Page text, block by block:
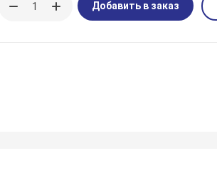
Добавить в заказ